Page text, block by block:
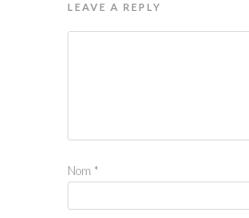
LEAVE A REPLY
Nom *